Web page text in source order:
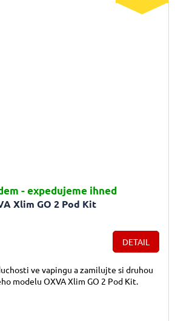
Xlim GO 2 Pod Kit
produktu je 5,0 z 5 hvězdiček.
- expedujeme ihned
DETAIL
ve vapingu a zamilujte si druhou
modelu OXVA Xlim GO 2 Pod Kit.